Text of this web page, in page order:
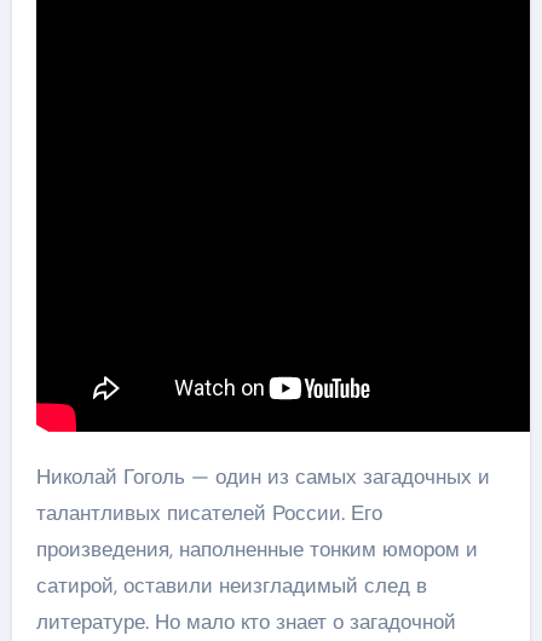
Николай Гоголь — один из самых загадочных и
талантливых писателей России. Его
произведения, наполненные тонким юмором и
сатирой, оставили неизгладимый след в
литературе. Но мало кто знает о загадочной